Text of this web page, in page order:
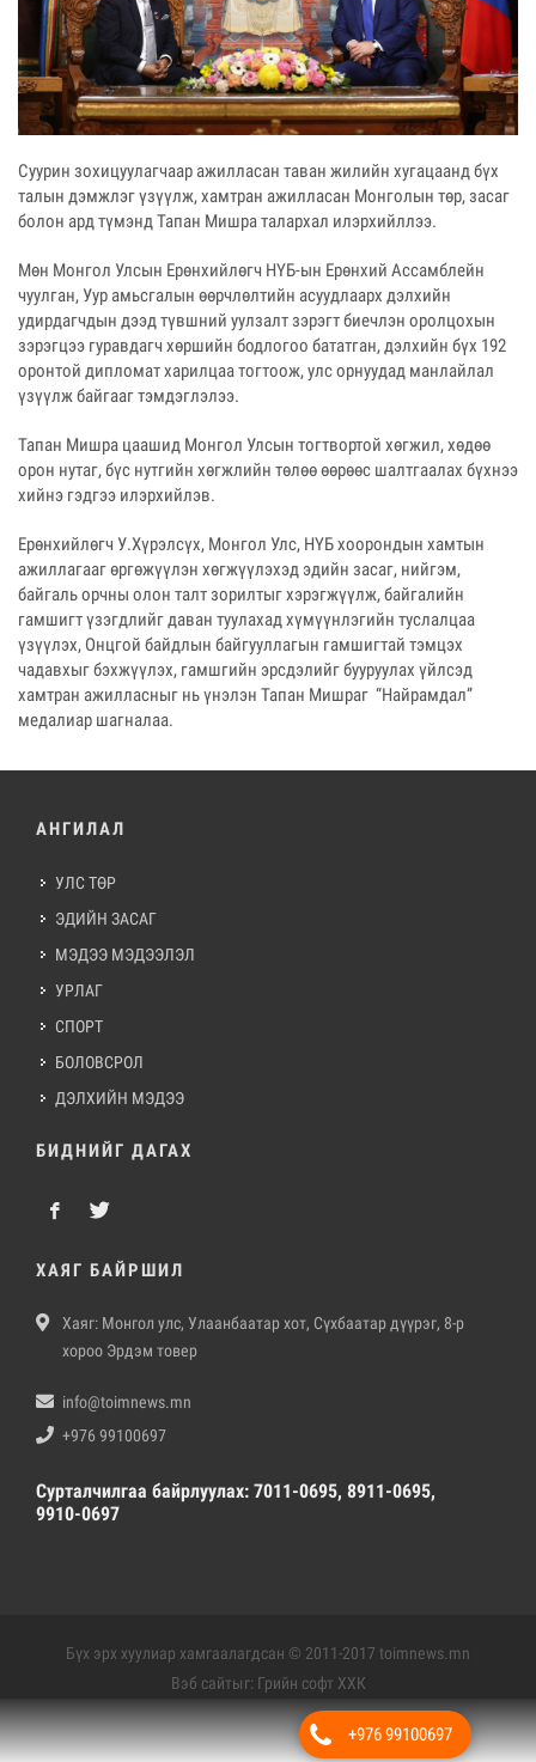
Суурин зохицуулагчаар ажилласан таван жилийн хугацаанд бүх
талын дэмжлэг үзүүлж, хамтран ажилласан Монголын төр, засаг
болон ард түмэнд Тапан Мишра талархал илэрхийллээ.
Мөн Монгол Улсын Ерөнхийлөгч НҮБ-ын Ерөнхий Ассамблейн
чуулган, Уур амьсгалын өөрчлөлтийн асуудлаарх дэлхийн
удирдагчдын дээд түвшний уулзалт зэрэгт биечлэн оролцохын
зэрэгцээ гуравдагч хөршийн бодлогоо бататган, дэлхийн бүх 192
оронтой дипломат харилцаа тогтоож, улс орнуудад манлайлал
үзүүлж байгааг тэмдэглэлээ.
Тапан Мишра цаашид Монгол Улсын тогтвортой хөгжил, хөдөө
орон нутаг, бүс нутгийн хөгжлийн төлөө өөрөөс шалтгаалах бүхнээ
хийнэ гэдгээ илэрхийлэв.
Ерөнхийлөгч У.Хүрэлсүх, Монгол Улс, НҮБ хоорондын хамтын
ажиллагааг өргөжүүлэн хөгжүүлэхэд эдийн засаг, нийгэм,
байгаль орчны олон талт зорилтыг хэрэгжүүлж, байгалийн
гамшигт үзэгдлийг даван туулахад хүмүүнлэгийн туслалцаа
үзүүлэх, Онцгой байдлын байгууллагын гамшигтай тэмцэх
чадавхыг бэхжүүлэх, гамшгийн эрсдэлийг бууруулах үйлсэд
хамтран ажилласныг нь үнэлэн Тапан Мишраг “Найрамдал”
медалиар шагналаа.
АНГИЛАЛ
УЛС ТӨР
ЭДИЙН ЗАСАГ
МЭДЭЭ МЭДЭЭЛЭЛ
УРЛАГ
СПОРТ
БОЛОВСРОЛ
ДЭЛХИЙН МЭДЭЭ
БИДНИЙГ ДАГАХ
ХАЯГ БАЙРШИЛ
Хаяг: Монгол улс, Улаанбаатар хот, Сүхбаатар дүүрэг, 8-р
хороо Эрдэм товер
info@toimnews.mn
+976 99100697
Сурталчилгаа байрлуулах: 7011-0695, 8911-0695,
9910-0697
Бүх эрх хуулиар хамгаалагдсан © 2011-2017 toimnews.mn
Вэб сайтыг: Грийн софт ХХК
Дуудлагын төв +976 99100697